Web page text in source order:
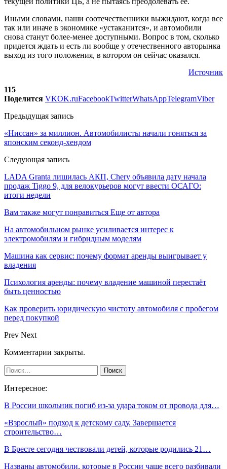
Иными словами, наши соотечественники выжидают, когда все
так или иначе в экономике «устаканится», и автомобили
снова станут более-менее доступными. Вопрос в том, сколько
придется ждать и есть ли вообще у отечественного авторынка
выход из того положения, в котором он сейчас оказался.
Источник
115
Поделится VKOK.ruFacebookTwitterWhatsAppTelegramViber
Предыдущая запись
«Ниссан» за миллион. Автомобилисты начали гоняться за
японским секонд-хендом
Следующая запись
LADA Granta лишилась АКП, Chery объявила дату начала
продаж Tiggo 9, для велокурьеров могут ввести ОСАГО:
итоги недели
Вам также могут понравиться Еще от автора
На автомобильном рынке усиливается интерес к
электромобилям и гибридным моделям
Машина как сервис: почему формат аренды выигрывает у
владения
Психология аренды: почему владение машиной перестаёт
быть ценностью
Как проверить юридическую чистоту автомобиля с пробегом
перед покупкой
Prev Next
Комментарии закрыты.
Интересное:
В России школьник погиб из-за удара током от провода для…
«Взрослый» подход к детскому саду. Завершается
строительство…
В Бресте сегодня чествовали детей, которые родились 21…
Названы автомобили, которые в России чаще всего разбивали